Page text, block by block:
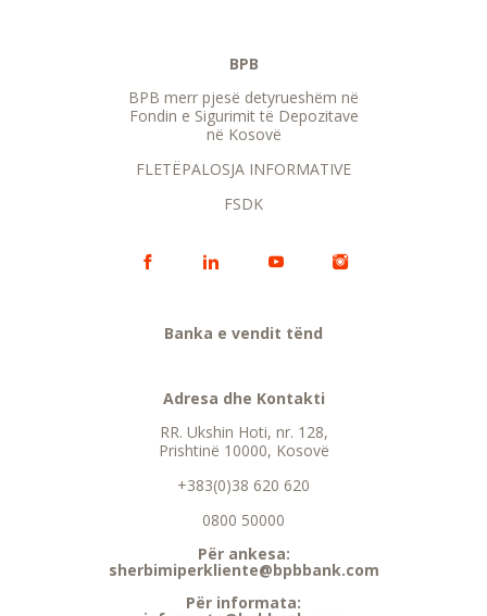
BPB
BPB merr pjesë detyrueshëm në
Fondin e Sigurimit të Depozitave
në Kosovë
FLETËPALOSJA INFORMATIVE
FSDK
Banka e vendit tënd
Adresa dhe Kontakti
RR. Ukshin Hoti, nr. 128,
Prishtinë 10000, Kosovë
+383(0)38 620 620
0800 50000
Për ankesa:
sherbimiperkliente@bpbbank.com
Për informata: